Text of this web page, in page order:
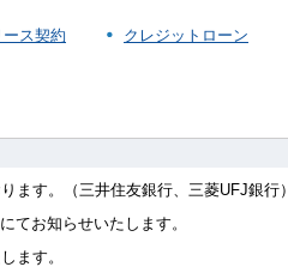
ース契約 クレジットローン
ます。（三井住友銀行、三菱UFJ銀行）
てお知らせいたします。
ます。